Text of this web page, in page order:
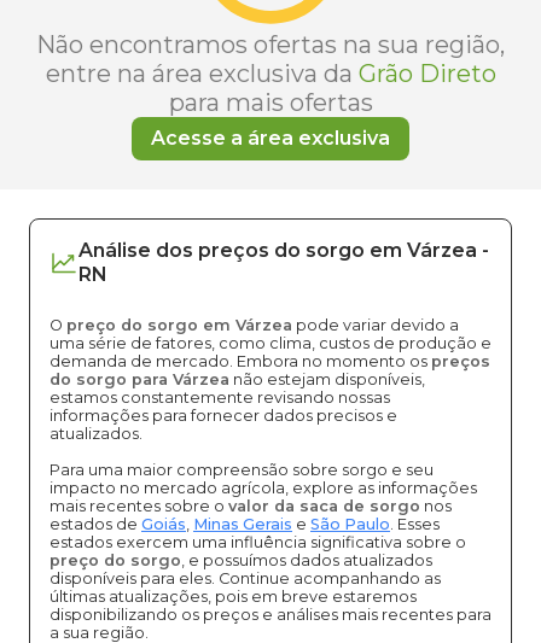
Não encontramos ofertas na sua região,
entre na área exclusiva da Grão Direto
para mais ofertas
Acesse a área exclusiva
Análise dos preços do sorgo em Várzea -
RN
O preço do sorgo em Várzea pode variar devido a
uma série de fatores, como clima, custos de produção e
demanda de mercado. Embora no momento os preços
do sorgo para Várzea não estejam disponíveis,
estamos constantemente revisando nossas
informações para fornecer dados precisos e
atualizados.
Para uma maior compreensão sobre sorgo e seu
impacto no mercado agrícola, explore as informações
mais recentes sobre o valor da saca de sorgo nos
estados de Goiás, Minas Gerais e São Paulo. Esses
estados exercem uma influência significativa sobre o
preço do sorgo, e possuímos dados atualizados
disponíveis para eles. Continue acompanhando as
últimas atualizações, pois em breve estaremos
disponibilizando os preços e análises mais recentes para
a sua região.